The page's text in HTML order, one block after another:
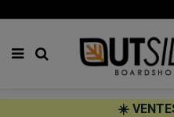
☀️